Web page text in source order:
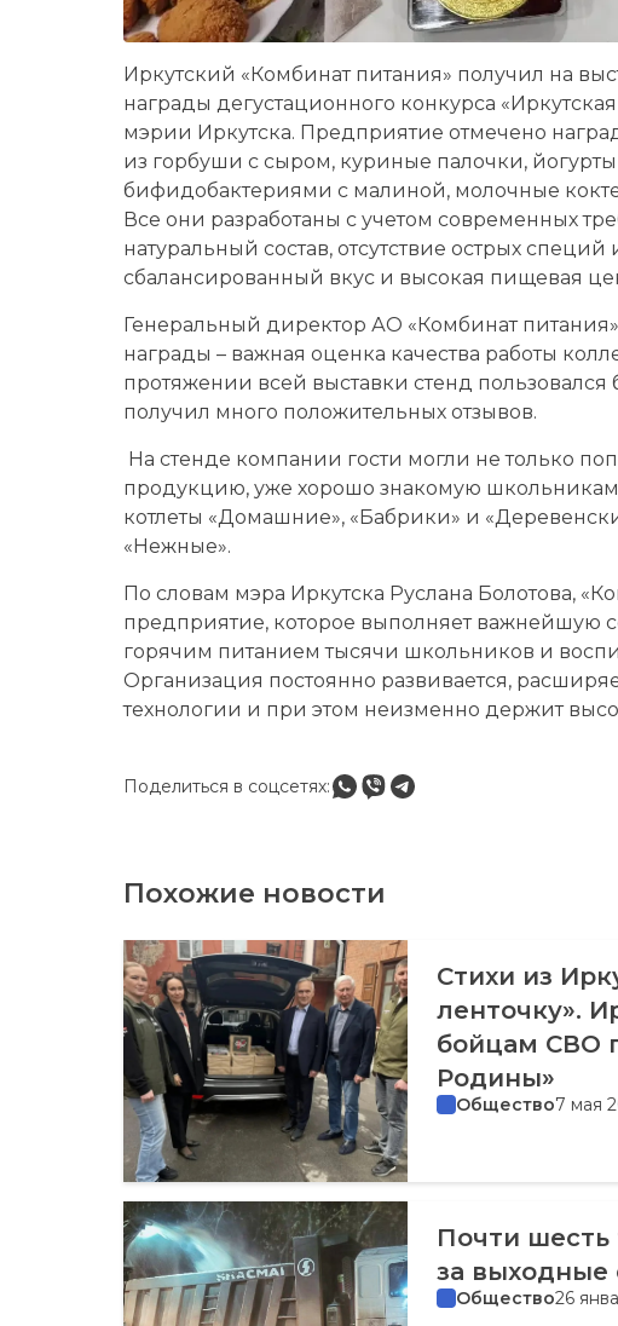
Иркутский «Комбинат питания» получил на
награды дегустационного конкурса
мэрии Иркутска. Предприятие отмечено
из горбуши с сыром, куриные палочки,
бифидобактериями с малиной, молочные
Все они разработаны с учетом современных
натуральный состав, отсутствие острых
сбалансированный вкус и высокая пищевая
Генеральный директор АО «Комбинат
награды – важная оценка качества работы
протяжении всей выставки стенд
получил много положительных отзывов.
На стенде компании гости могли не только
продукцию, уже хорошо знакомую школьникам
котлеты «Домашние», «Бабрики» и
«Нежные».
По словам мэра Иркутска Руслана Болотова,
предприятие, которое выполняет важнейшую
горячим питанием тысячи школьников и
Организация постоянно развивается,
технологии и при этом неизменно держит
Поделиться в соцсетях:
Похожие новости
Стихи из
ленточку».
бойцам СВО
Родины»
Общество7 мая
Почти шесть
за выходные
Общество26